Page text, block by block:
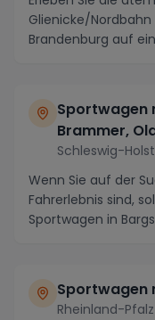
Glienicke/
Brandenburg auf
Sportwagen
Brammer,
Schleswig-
Wenn Sie auf der
Fahrerlebnis sind,
Sportwagen in
Sportwagen
Rheinland-Pfalz